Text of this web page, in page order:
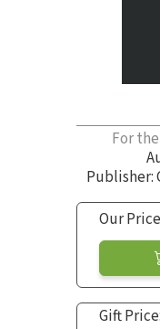
For
Publisher:
Our
Gift Price: